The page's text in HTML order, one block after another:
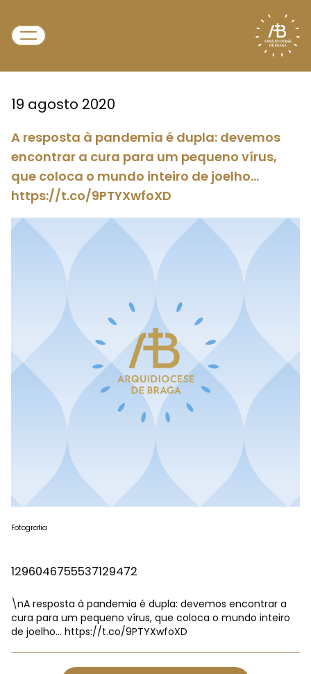
19 agosto 2020
A resposta à pandemia é dupla: devemos
encontrar a cura para um pequeno vírus,
que coloca o mundo inteiro de joelho…
https://t.co/9PTYXwfoXD
Fotografia
1296046755537129472
\nA resposta à pandemia é dupla: devemos encontrar a
cura para um pequeno vírus, que coloca o mundo inteiro
de joelho… https://t.co/9PTYXwfoXD